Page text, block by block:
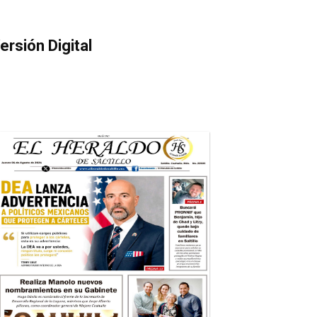
Digital